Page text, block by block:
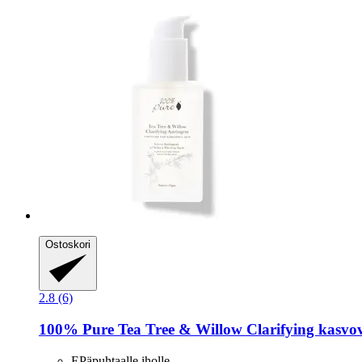
Ostoskori
2.8 (6)
100% Pure Tea Tree & Willow Clarifying